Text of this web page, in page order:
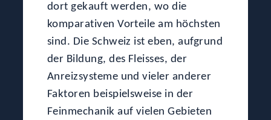
dort gekauft werden, wo die
komparativen Vorteile am höchsten
sind. Die Schweiz ist eben, aufgrund
der Bildung, des Fleisses, der
Anreizsysteme und vieler anderer
Faktoren beispielsweise in der
Feinmechanik auf vielen Gebieten